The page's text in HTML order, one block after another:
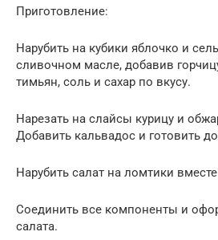
Приготовление:
Нарубить на кубики яблочко и
сливочном масле, добавив
тимьян, соль и сахар по вкусу.
Нарезать на слайсы курицу и
Добавить кальвадос и готовить
Нарубить салат на ломтики
Соединить все компоненты и
салата.